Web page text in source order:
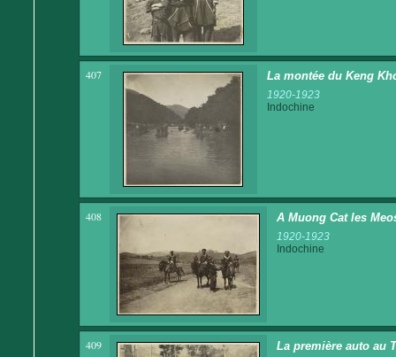
407 La montée du Keng
1920-1923
Indochine
408 A Muong Cat les
1920-1923
Indochine
409 La première auto au